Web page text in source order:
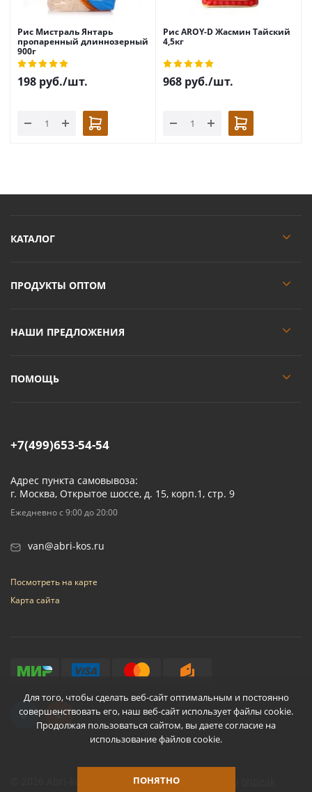
Для того, чтобы сделать веб-сайт оптимальным и постоянно
совершенствовать его, наш веб-сайт использует файлы cookie.
Продолжая пользоваться сайтом, вы даете согласие на
использование файлов cookie.
ПОНЯТНО
Рис Мистраль Янтарь
пропаренный длиннозерный
900г
198 руб./шт.
Рис AROY-D Жасмин Тайский
4,5кг
968 руб./шт.
КАТАЛОГ
ПРОДУКТЫ ОПТОМ
НАШИ ПРЕДЛОЖЕНИЯ
ПОМОЩЬ
+7(499)653-54-54
Адрес пункта самовывоза:
г. Москва, Открытое шоссе, д. 15, корп.1, стр. 9
Ежедневно с 9:00 до 20:00
van@abri-kos.ru
Посмотреть на карте
Карта сайта
Разработано